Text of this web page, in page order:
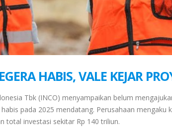
HABIS, VALE KEJAR
Tbk (INCO) menyampaikan belum
pada 2025 mendatang. Perusahaan mengaku
total investasi sekitar Rp 140 triliun.